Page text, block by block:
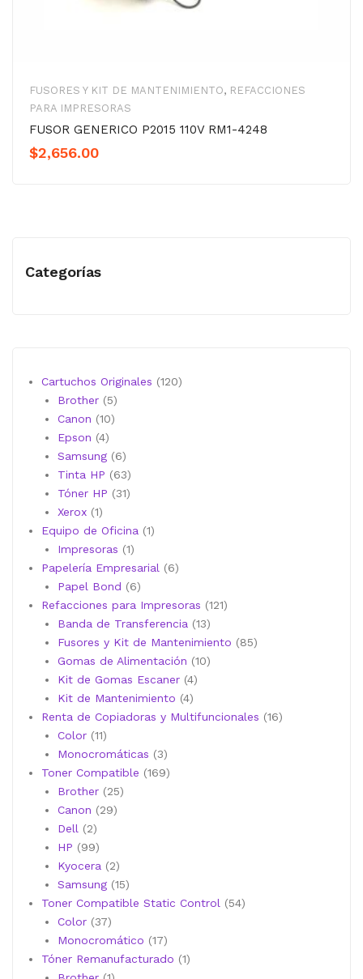
FUSORES Y KIT DE MANTENIMIENTO, REFACCIONES
PARA IMPRESORAS
FUSOR GENERICO P2015 110V RM1-4248
$2,656.00
Categorías
Cartuchos Originales 120120
Brother 55
productos
Canon 1010
Epson 44
productos
Samsung 66
productos
Tinta HP 6363
productos
Tóner HP 3131
Xerox 11
producto
Equipo de Oficina 11
Impresoras 11
producto
Papelería Empresarial 66
Papel Bond 66
productos
Refacciones para Impresoras 121121
Banda de Transferencia 1313
productos
Fusores y Kit de Mantenimiento 8585
Gomas de Alimentación 1010
Kit de Gomas Escaner 44
Kit de Mantenimiento 44
productos
Renta de Copiadoras y Multifuncionales 1616
Color 1111
productos
Monocromáticas 33
productos
Toner Compatible 169169
Brother 2525
Canon 2929
Dell 22
productos
HP 9999
productos
Kyocera 22
productos
Samsung 1515
productos
Toner Compatible Static Control 5454
Color 3737
productos
Monocromático 1717
productos
Tóner Remanufacturado 11